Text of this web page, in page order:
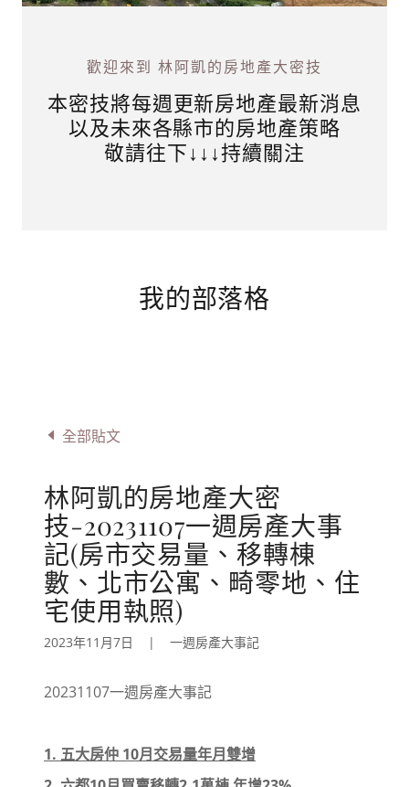
歡迎來到 林阿凱的房地產大密技
本密技將每週更新房地產最新消息
以及未來各縣市的房地產策略
敬請往下↓↓↓持續關注
我的部落格
全部貼文
林阿凱的房地產大密
技-20231107一週房產大事
記(房市交易量、移轉棟
數、北市公寓、畸零地、住
宅使用執照)
2023年11月7日 | 一週房產大事記
20231107一週房產大事記
1. 五大房仲 10月交易量年月雙增